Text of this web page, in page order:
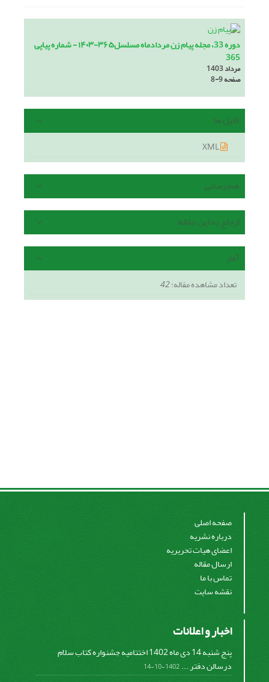
دوره 33، مجله پیام زن مردادماه مسلسل۳۶۵-۱۴۰۳ - شماره پیاپی
365
مرداد 1403
صفحه8-9
فایل ها
هم رسانی
ارجاع به این مقاله
آمار
تعداد مشاهده مقاله:42
صفحه اصلی
درباره نشریه
اعضای هیات تحریریه
ارسال مقاله
تماس با ما
نقشه سایت
اخبار و اعلانات
پنج شنبه 14 دی ماه 1402 اختتامیه جشنواره کتاب سلام
درسالن دفتر ...1402-10-14